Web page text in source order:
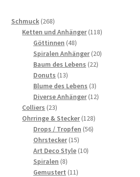
Schmuck 268268
Produkte
Ketten und Anhänger 118118
Göttinnen 4848
Produkte
Spiralen Anhänger 2020
Baum des Lebens 2222
Donuts 1313
Produkte
Blume des Lebens 33
Produkte
Diverse Anhänger 1212
Colliers 2323
Produkte
Ohrringe & Stecker 128128
Drops / Tropfen 5656
Ohrstecker 1515
Produkte
Art Deco Style 1010
Spiralen 88
Produkte
Gemustert 1111